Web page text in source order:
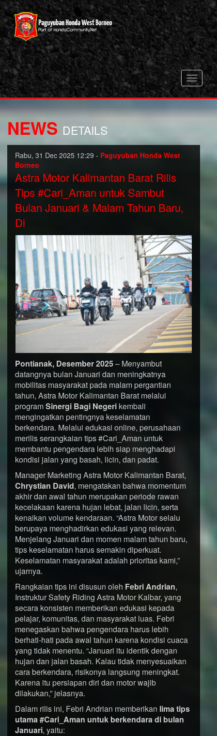
Toggle
NEWS DETAILS
Rabu, 31 Dec 2025 12:29 - Paguyuban Honda West
Borneo
Astra Motor Kalimantan Barat Rilis
Tips #Cari_Aman untuk Sambut
Bulan Januari & Malam Tahun Baru,
Di
Pontianak, Desember 2025– Menyambut
datangnya bulan Januari dan meningkatnya
mobilitas masyarakat pada malam pergantian
tahun, Astra Motor Kalimantan Barat melalui
programSinergi Bagi Negeri kembali
mengingatkan pentingnya keselamatan
berkendara. Melalui edukasi online, perusahaan
merilis serangkaian tips #Cari_Aman untuk
membantu pengendara lebih siap menghadapi
kondisi jalan yang basah, licin, dan padat.
Manager Marketing Astra Motor Kalimantan Barat,
Chrystian David, mengatakan bahwa momentum
akhir dan awal tahun merupakan periode rawan
kecelakaan karena hujan lebat, jalan licin, serta
kenaikan volume kendaraan. “Astra Motor selalu
berupaya menghadirkan edukasi yang relevan.
Menjelang Januari dan momen malam tahun baru,
tips keselamatan harus semakin diperkuat.
Keselamatan masyarakat adalah prioritas kami,”
ujarnya.
Rangkaian tips ini disusun oleh Febri Andrian,
Instruktur Safety Riding Astra Motor Kalbar, yang
secara konsisten memberikan edukasi kepada
pelajar, komunitas, dan masyarakat luas. Febri
menegaskan bahwa pengendara harus lebih
berhati-hati pada awal tahun karena kondisi cuaca
yang tidak menentu. “Januari itu identik dengan
hujan dan jalan basah. Kalau tidak menyesuaikan
cara berkendara, risikonya langsung meningkat.
Karena itu persiapan diri dan motor wajib
dilakukan,” jelasnya.
Dalam rilis ini, Febri Andrian memberikan lima tips
utama #Cari_Aman untuk berkendara di bulan
Januari, yaitu: